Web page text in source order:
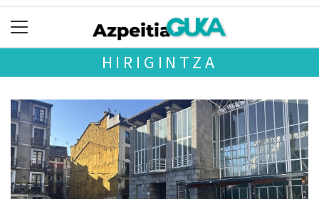
HIRIGINTZA